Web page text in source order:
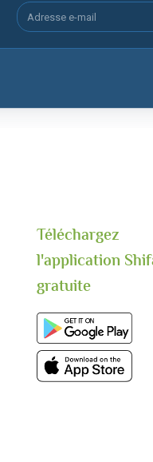
Téléchargez
l'application
gratuite